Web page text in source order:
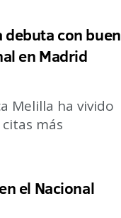
debuta con buen
en Madrid
Melilla ha vivido
más
el Nacional